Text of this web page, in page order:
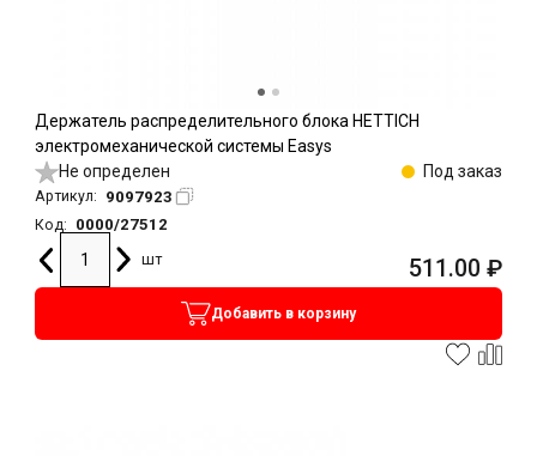
Держатель распределительного блока HETTICH
электромеханической системы Easys
Не определен
Под заказ
Артикул: 9097923
Код:
0000/27512
шт
511.00 ₽
Добавить в корзину